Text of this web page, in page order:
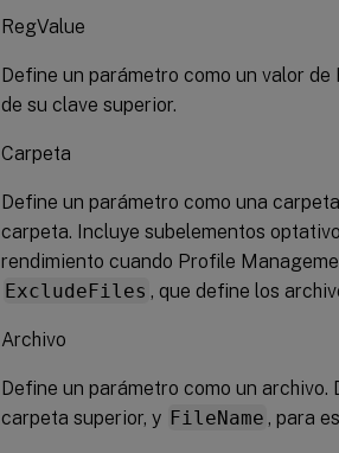
RegValue
Define un parámetro como un valor
de su clave superior.
Carpeta
Define un parámetro como una
carpeta. Incluye subelementos
rendimiento cuando Profile
ExcludeFiles , que define los
Archivo
Define un parámetro como un
carpeta superior, y FileName , para